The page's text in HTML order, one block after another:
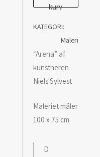
af
kurv
KATEGORI:
Maleri
“Arena” af
kunstneren
Niels Sylvest
Maleriet måler
100 x 75 cm.
D